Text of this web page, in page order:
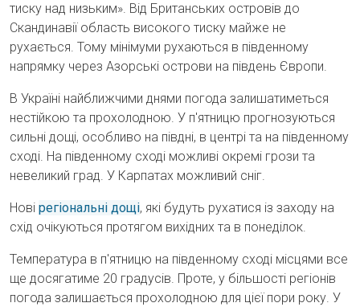
тиску над низьким». Від Британських островів до
Скандинавії область високого тиску майже не
рухається. Тому мінімуми рухаються в південному
напрямку через Азорські острови на південь Європи.
В Україні найближчими днями погода залишатиметься
нестійкою та прохолодною. У п'ятницю прогнозуються
сильні дощі, особливо на півдні, в центрі та на південному
сході. На південному сході можливі окремі грози та
невеликий град. У Карпатах можливий сніг.
Нові регіональні дощі, які будуть рухатися із заходу на
схід очікуються протягом вихідних та в понеділок.
Температура в п'ятницю на південному сході місцями все
ще досягатиме 20 градусів. Проте, у більшості регіонів
погода залишається прохолодною для цієї пори року. У